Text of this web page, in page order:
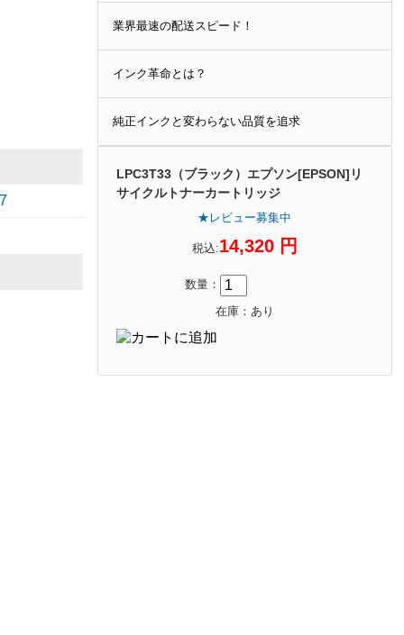
業界最速の配送スピード！
インク革命とは？
純正インクと変わらない品質を追求
LPC3T33（ブラック）エプソン[EPSON]リ
サイクルトナーカートリッジ
★レビュー募集中
税込:14,320 円
数量：
在庫：あり